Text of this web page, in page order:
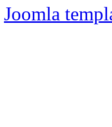
Joomla